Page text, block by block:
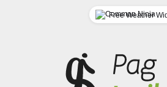
Free Weather